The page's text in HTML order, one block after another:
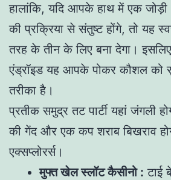
हालांकि, यदि आपके हाथ में एक
की प्रक्रिया से संतुष्ट होंगे, तो यह
तरह के तीन के लिए बना देगा।
एंड्रॉइड यह आपके पोकर कौशल को
तरीका है।
प्रतीक समुद्र तट पार्टी यहां जंगली
की गेंद और एक कप शराब बिखराव
एक्सप्लोरर्स।
मुफ्त खेल स्लॉट कैसीनो : टाई